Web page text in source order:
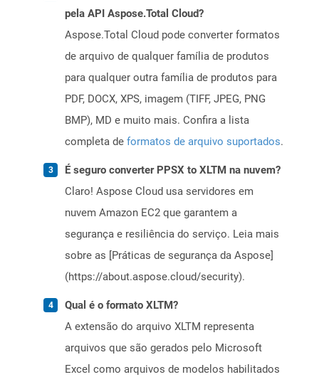
pela API Aspose.Total Cloud?
Aspose.Total Cloud pode converter formatos
de arquivo de qualquer família de produtos
para qualquer outra família de produtos para
PDF, DOCX, XPS, imagem (TIFF, JPEG, PNG
BMP), MD e muito mais. Confira a lista
completa de formatos de arquivo suportados.
É seguro converter PPSX to XLTM na nuvem?
Claro! Aspose Cloud usa servidores em
nuvem Amazon EC2 que garantem a
segurança e resiliência do serviço. Leia mais
sobre as [Práticas de segurança da Aspose]
(https://about.aspose.cloud/security).
Qual é o formato XLTM?
A extensão do arquivo XLTM representa
arquivos que são gerados pelo Microsoft
Excel como arquivos de modelos habilitados